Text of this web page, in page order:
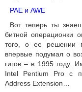
PAE и AWE
Вот теперь ты
битной операционки
того, о ее решении
впервые подумал о
гигов – в 1995 году.
Intel Pentium Pro с
Address Extension…